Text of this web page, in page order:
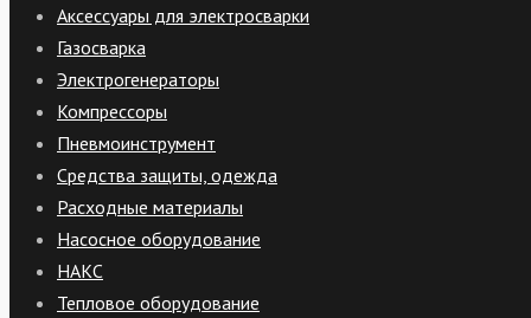
Аксессуары для электросварки
Газосварка
Электрогенераторы
Компрессоры
Пневмоинструмент
Средства защиты, одежда
Расходные материалы
Насосное оборудование
НАКС
Тепловое оборудование